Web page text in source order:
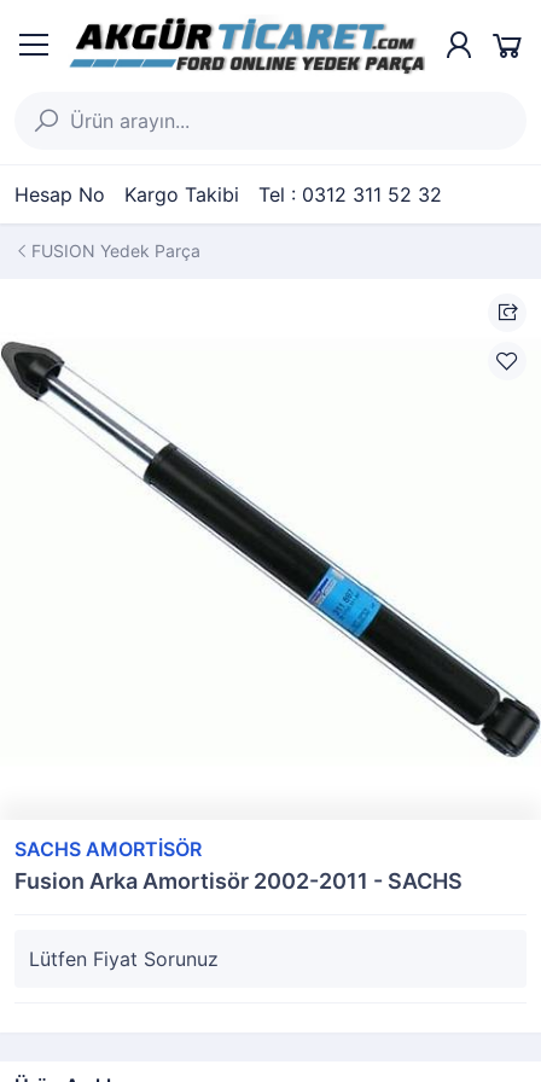
Hesap No Kargo Takibi Tel : 0312 311 52 32
FUSION Yedek Parça
SACHS AMORTİSÖR
Fusion Arka Amortisör 2002-2011 - SACHS
Lütfen Fiyat Sorunuz